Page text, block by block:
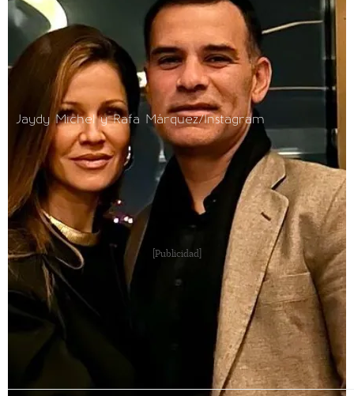
Jaydy Michel y Rafa Márquez/Instagram
[Publicidad]